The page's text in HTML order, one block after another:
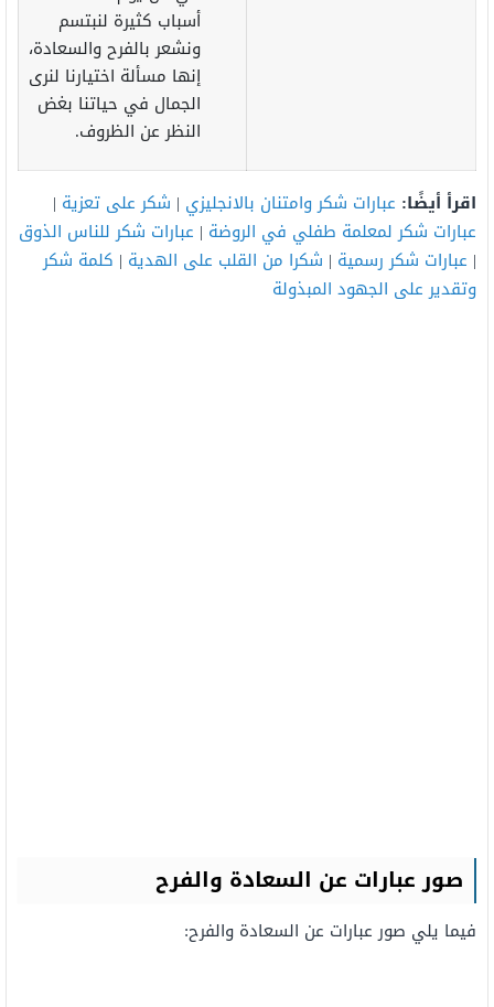
أسباب كثيرة لنبتسم
ونشعر بالفرح والسعادة،
إنها مسألة اختيارنا لنرى
الجمال في حياتنا بغض
النظر عن الظروف.
اقرأ أيضًا: عبارات شكر وامتنان بالانجليزي | شكر على تعزية |
عبارات شكر لمعلمة طفلي في الروضة | عبارات شكر للناس الذوق
| عبارات شكر رسمية | شكرا من القلب على الهدية | كلمة شكر
وتقدير على الجهود المبذولة
صور عبارات عن السعادة والفرح
فيما يلي صور عبارات عن السعادة والفرح: